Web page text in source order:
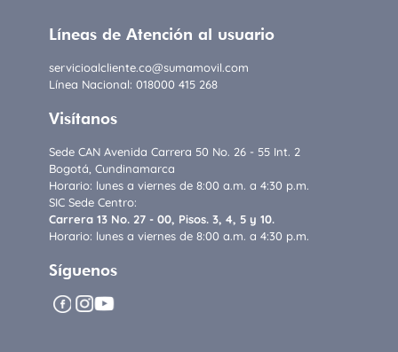
Líneas de Atención al usuario
servicioalcliente.co@sumamovil.com
Línea Nacional: 018000 415 268
Visítanos
Sede CAN Avenida Carrera 50 No. 26 - 55 Int. 2
Bogotá, Cundinamarca
Horario: lunes a viernes de 8:00 a.m. a 4:30 p.m.
SIC Sede Centro:
Carrera 13 No. 27 - 00, Pisos. 3, 4, 5 y 10.
Horario: lunes a viernes de 8:00 a.m. a 4:30 p.m.
Síguenos
facebookinstagram